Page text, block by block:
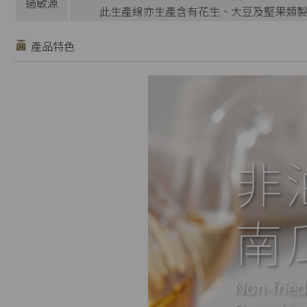
此生產線亦生產含有花生、大豆及堅果類
產品特色